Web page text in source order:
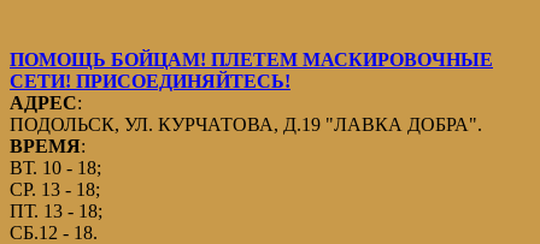
ПОМОЩЬ БОЙЦАМ! ПЛЕТЕМ МАСКИРОВОЧНЫЕ
СЕТИ! ПРИСОЕДИНЯЙТЕСЬ!
АДРЕС:
ПОДОЛЬСК, УЛ. КУРЧАТОВА, Д.19 "ЛАВКА ДОБРА".
ВРЕМЯ:
ВТ. 10 - 18;
СР. 13 - 18;
ПТ. 13 - 18;
СБ.12 - 18.